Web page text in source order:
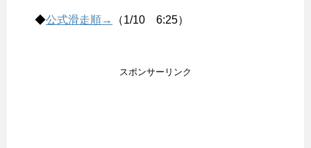
◆公式滑走順→ （1/10 6:25）
スポンサーリンク